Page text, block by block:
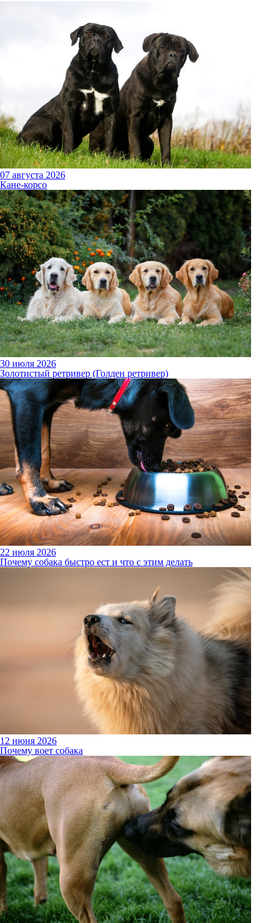
07 августа 2026
Кане-корсо
30 июля 2026
Золотистый ретривер (Голден ретривер)
22 июля 2026
Почему собака быстро ест и что с этим делать
12 июня 2026
Почему воет собака